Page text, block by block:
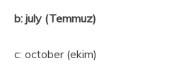
b: july (Temmuz)
c: october (ekim)